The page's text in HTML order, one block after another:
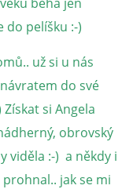
Boleslav, z.s.
Trnová 15
25 Katusice
692 130
do pelíšku :-)
už si u nás
do své
si Angela
obrovský
viděla :-) a někdy i
jak se mi